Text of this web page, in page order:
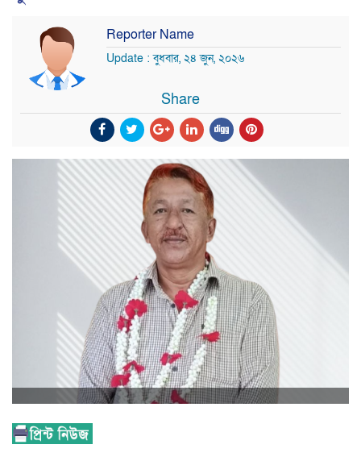
Reporter Name
Update : বুধবার, ২৪ জুন, ২০২৬
Share